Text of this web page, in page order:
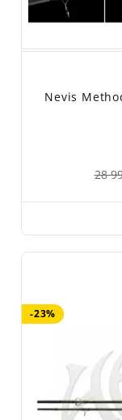
Nevis
28
-23%